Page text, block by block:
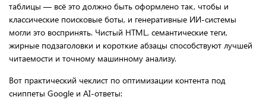
таблицы — всё это должно быть оформлено так, чтобы и
классические поисковые боты, и генеративные ИИ-системы
могли это воспринять. Чистый HTML, семантические теги,
жирные подзаголовки и короткие абзацы способствуют лучшей
читаемости и точному машинному анализу.
Вот практический чеклист по оптимизации контента под
сниппеты Google и AI-ответы: